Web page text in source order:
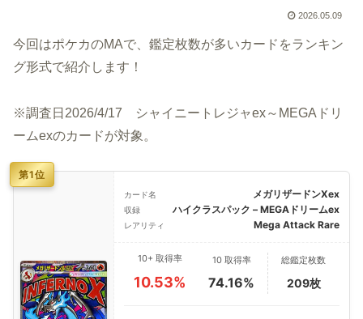
2026.05.09
今回はポケカのMAで、鑑定枚数が多いカードをランキン
グ形式で紹介します！
※調査日2026/4/17 シャイニートレジャex～MEGAドリ
ームexのカードが対象。
第1位
カード名 メガリザードンXex
収録 ハイクラスパック – MEGAドリームex
レアリティ Mega Attack Rare
10+ 取得率
10.53%
10 取得率
74.16%
総鑑定枚数
209枚